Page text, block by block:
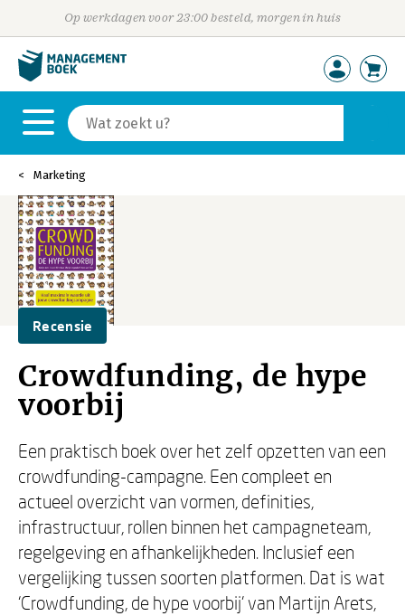
Op werkdagen voor 23:00 besteld, morgen in huis
Marketing
Recensie
Crowdfunding, de hype
voorbij
Een praktisch boek over het zelf opzetten van een
crowdfunding-campagne. Een compleet en
actueel overzicht van vormen, definities,
infrastructuur, rollen binnen het campagneteam,
regelgeving en afhankelijkheden. Inclusief een
vergelijking tussen soorten platformen. Dat is wat
‘Crowdfunding, de hype voorbij’ van Martijn Arets,